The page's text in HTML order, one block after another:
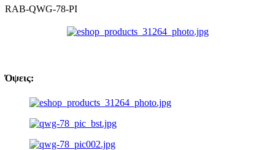
RAB-QWG-78-PI
Όψεις: